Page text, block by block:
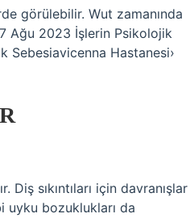
görülebilir. Wut zamanında
Ağu 2023 İşlerin Psikolojik
Sebesiavicenna Hastanesi›
sıkıntıları için davranışlar
uyku bozuklukları da